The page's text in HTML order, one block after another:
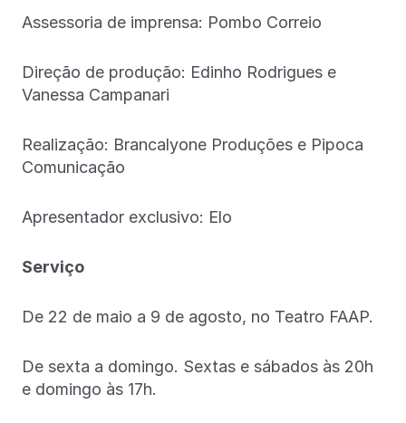
Assessoria de imprensa: Pombo Correio
Direção de produção: Edinho Rodrigues e
Vanessa Campanari
Realização: Brancalyone Produções e Pipoca
Comunicação
Apresentador exclusivo: Elo
Serviço
De 22 de maio a 9 de agosto, no Teatro FAAP.
De sexta a domingo. Sextas e sábados às 20h
e domingo às 17h.